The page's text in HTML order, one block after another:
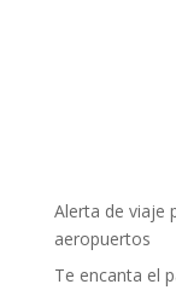
Alerta de viaje
aeropuertos
Te encanta el